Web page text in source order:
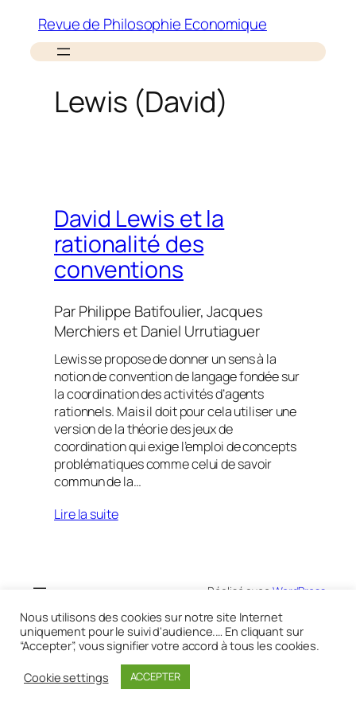
contenu
Revue de Philosophie Economique
Lewis (David)
David Lewis et la
rationalité des
conventions
ParPhilippe Batifoulier,Jacques
MerchiersetDaniel Urrutiaguer
Lewis se propose de donner un sens à la
notion de convention de langage fondée sur
la coordination des activités d’agents
rationnels. Mais il doit pour cela utiliser une
version de la théorie des jeux de
coordination qui exige l’emploi de concepts
problématiques comme celui de savoir
commun de la…
Lire la suite
Réalisé avec WordPress
Nous utilisons des cookies sur notre site Internet
uniquement pour le suivi d'audience.… En cliquant sur
“Accepter”, vous signifier votre accord à tous les cookies.
Cookie settings
ACCEPTER